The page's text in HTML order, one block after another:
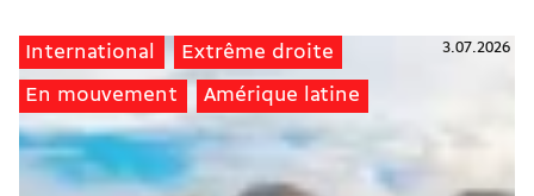
International Extrême droite
En mouvement Amérique latine
3.07.2026